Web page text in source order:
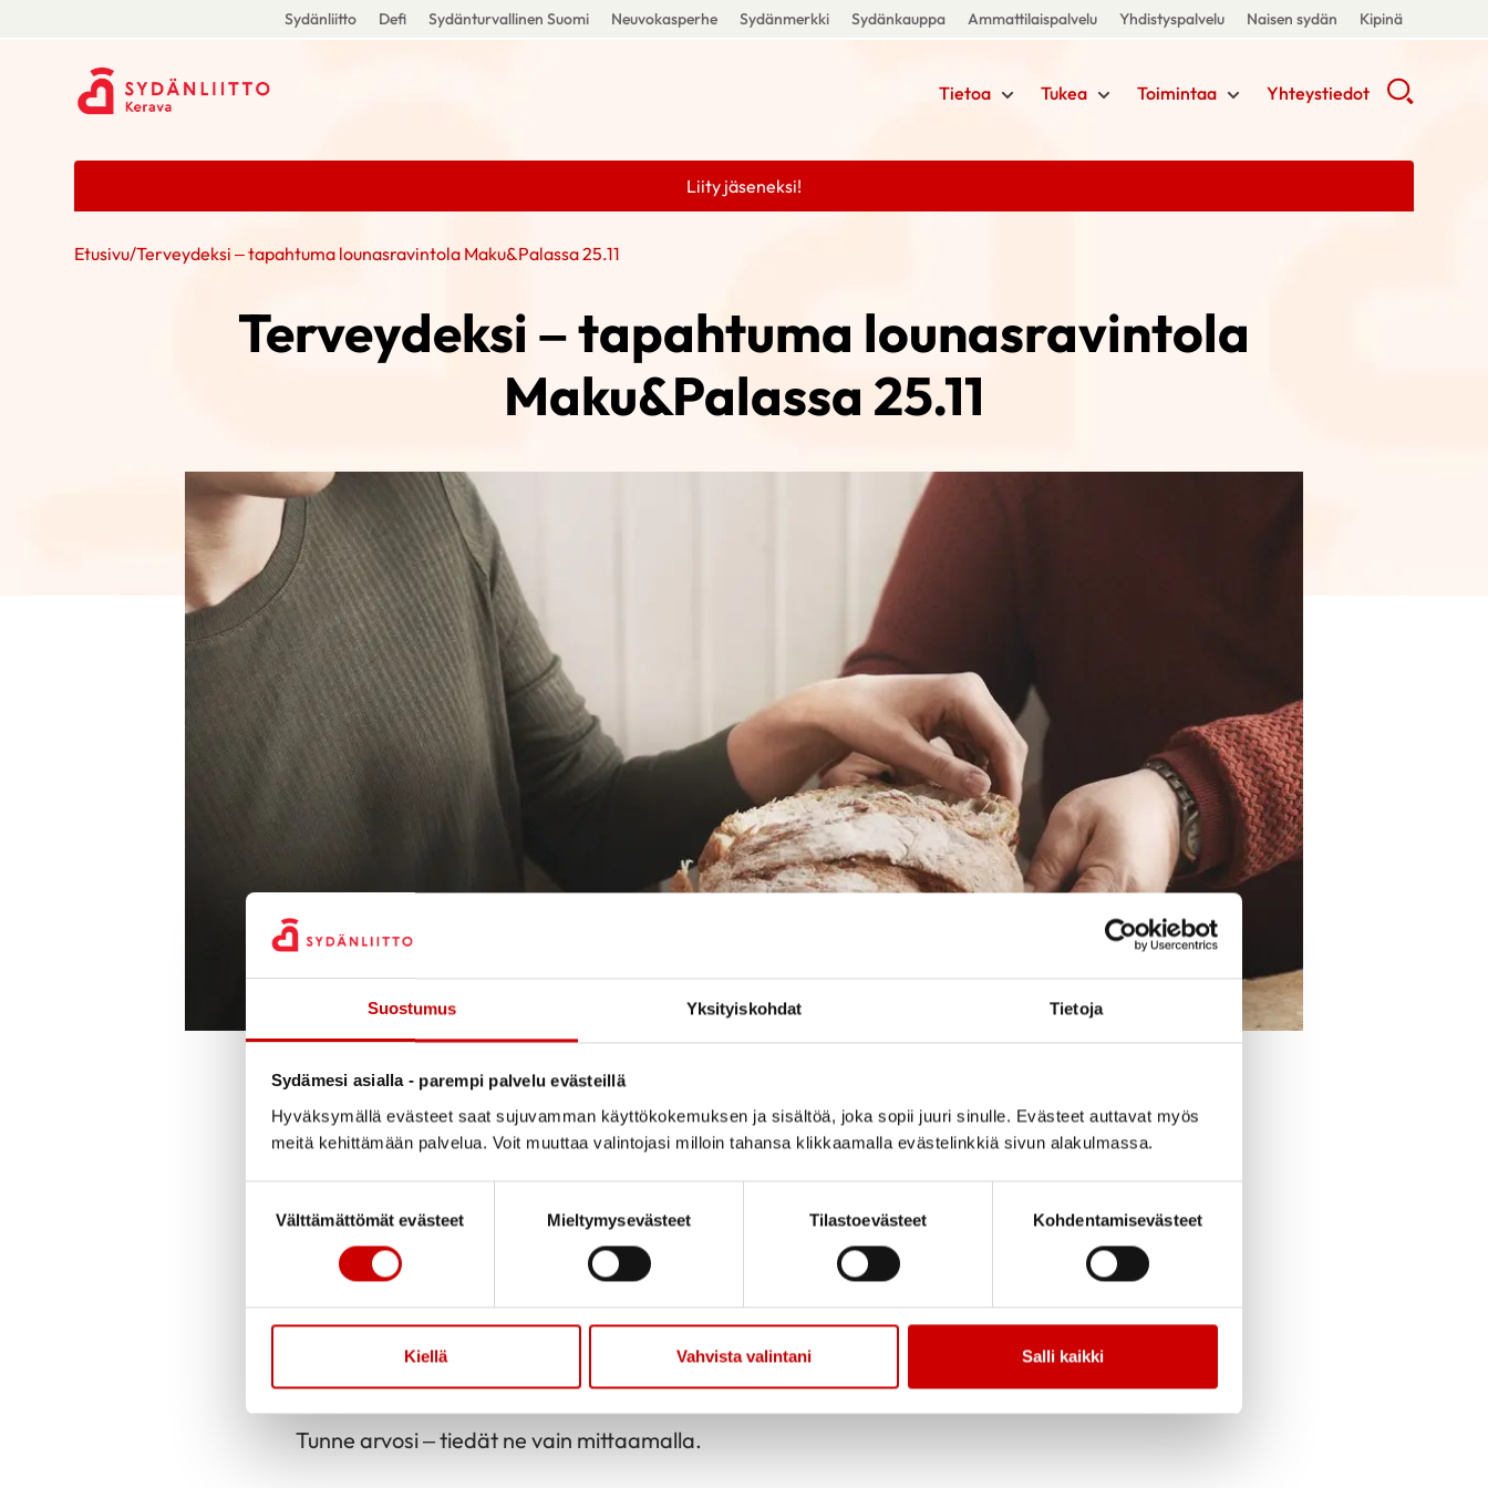
Suostumus Yksityiskohdat Tietoja
Sydämesi asialla - parempi palvelu evästeillä
Hyväksymällä evästeet saat sujuvamman käyttökokemuksen ja sisältöä, joka sopii juuri sinulle. Evästeet auttavat myös
meitä kehittämään palvelua. Voit muuttaa valintojasi milloin tahansa klikkaamalla evästelinkkiä sivun alakulmassa.
Välttämättömät evästeet
Mieltymysevästeet Tilastoevästeet Kohdentamisevästeet
Kiellä Vahvista valintani Salli kaikki
Sydänliitto Defi Sydänturvallinen Suomi Neuvokasperhe Sydänmerkki Sydänkauppa Ammattilaispalvelu Yhdistyspalvelu Naisen sydän Kipinä
Tietoa Tukea Toimintaa Yhteystiedot
Liity jäseneksi!
Etusivu/Terveydeksi – tapahtuma lounasravintola Maku&Palassa 25.11
Terveydeksi – tapahtuma lounasravintola
Maku&Palassa 25.11
Julkaistu 11.11.2021
Mittaustapahtuma lounasravintola Maku&Palassa 25.11 klo 10-14
Tule mittauttamaan kolesteroliarvosi. Mittaus suoritetaan sormenpäästä otetusta
verinäytteestä ja tuloksen saat heti mukaasi. Samalla kuulet Keravan Sydänyhdistyksen
toiminnasta.
Ei ajanvarausta. Mittaus on maksuton.
Tunne arvosi – tiedät ne vain mittaamalla.